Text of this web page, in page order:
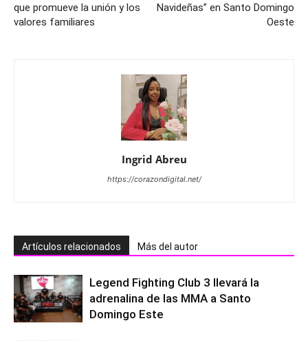
que promueve la unión y los
valores familiares
Navideñas” en Santo Domingo
Oeste
Ingrid Abreu
https://corazondigital.net/
Artículos relacionados Más del autor
Legend Fighting Club 3 llevará la
adrenalina de las MMA a Santo
Domingo Este